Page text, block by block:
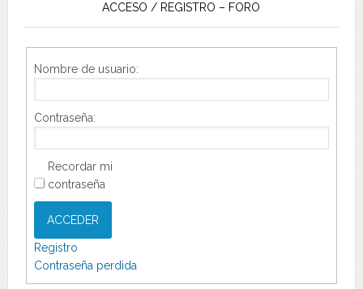
ACCESO / REGISTRO – FORO
Nombre de usuario:
Contraseña:
Recordar mi
contraseña
ACCEDER
Registro
Contraseña perdida